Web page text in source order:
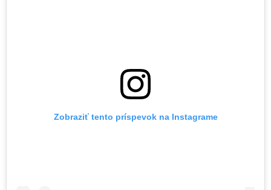
Zobraziť tento príspevok na Instagrame